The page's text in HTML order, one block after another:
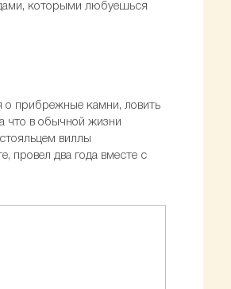
которыми любуешься
о прибрежные камни, ловить
что в обычной жизни
виллы
провел два года вместе с